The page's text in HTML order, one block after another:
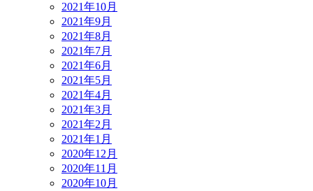
2021年10月
2021年9月
2021年8月
2021年7月
2021年6月
2021年5月
2021年4月
2021年3月
2021年2月
2021年1月
2020年12月
2020年11月
2020年10月